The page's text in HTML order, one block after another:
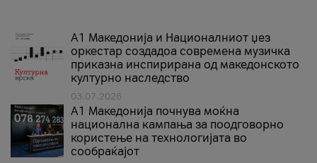
А1 Македонија и Националниот џез
оркестар создадоа современа музичка
приказна инспирирана од македонското
културно наследство
03.07.2026
A1 Македонија почнува моќна
национална кампања за поодговорно
користење на технологијата во
сообраќајот